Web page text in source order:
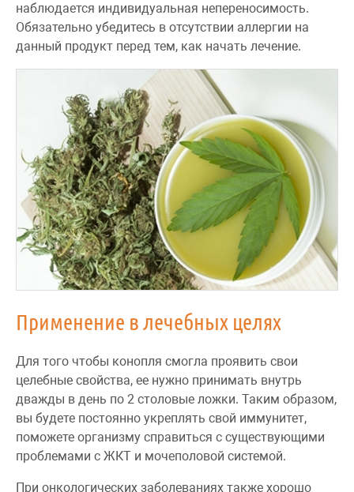
наблюдается индивидуальная непереносимость.
Обязательно убедитесь в отсутствии аллергии на
данный продукт перед тем, как начать лечение.
Применение в лечебных целях
Для того чтобы конопля смогла проявить свои
целебные свойства, ее нужно принимать внутрь
дважды в день по 2 столовые ложки. Таким образом,
вы будете постоянно укреплять свой иммунитет,
поможете организму справиться с существующими
проблемами с ЖКТ и мочеполовой системой.
При онкологических заболеваниях также хорошо